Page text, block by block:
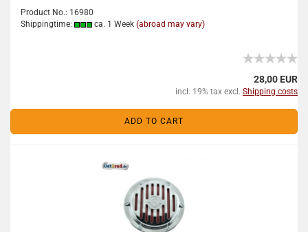
Product No.: 16980
Shippingtime:
ca. 1 Week (abroad may vary)
28,00 EUR
incl. 19% tax excl. Shipping costs
ADD TO CART